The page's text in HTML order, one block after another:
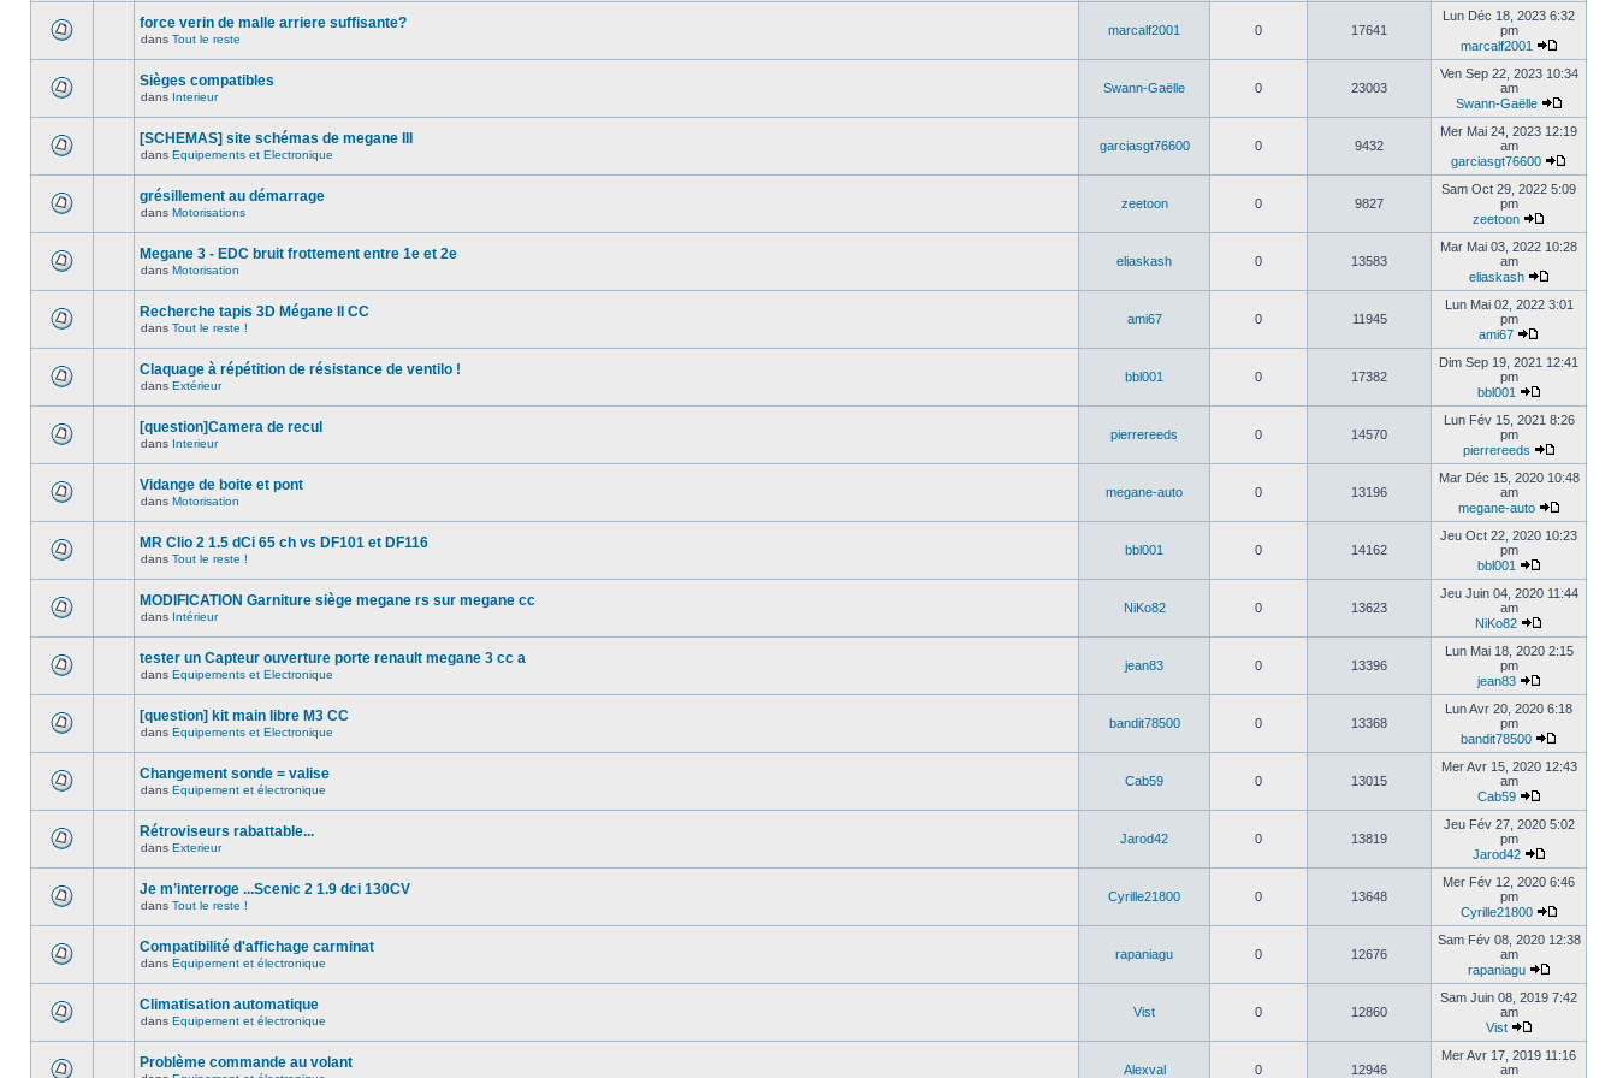
force verin de malle arriere suffisante?
dans Tout le reste
marcalf2001 0 17641
Lun Déc 18, 2023 6:32
pm
marcalf2001
Sièges compatibles
dans Interieur
Swann-Gaëlle 0 23003
Ven Sep 22, 2023 10:34
am
Swann-Gaëlle
[SCHEMAS] site schémas de megane III
dans Equipements et Electronique
garciasgt76600 0 9432
Mer Mai 24, 2023 12:19
am
garciasgt76600
grésillement au démarrage
dans Motorisations
zeetoon 0 9827
Sam Oct 29, 2022 5:09
pm
zeetoon
Megane 3 - EDC bruit frottement entre 1e et 2e
dans Motorisation
eliaskash 0 13583
Mar Mai 03, 2022 10:28
am
eliaskash
Recherche tapis 3D Mégane II CC
dans Tout le reste !
ami67 0 11945
Lun Mai 02, 2022 3:01
pm
ami67
Claquage à répétition de résistance de ventilo !
dans Extérieur
bbl001 0 17382
Dim Sep 19, 2021 12:41
pm
bbl001
[question]Camera de recul
dans Interieur
pierrereeds 0 14570
Lun Fév 15, 2021 8:26
pm
pierrereeds
Vidange de boite et pont
dans Motorisation
megane-auto 0 13196
Mar Déc 15, 2020 10:48
am
megane-auto
MR Clio 2 1.5 dCi 65 ch vs DF101 et DF116
dans Tout le reste !
bbl001 0 14162
Jeu Oct 22, 2020 10:23
pm
bbl001
MODIFICATION Garniture siège megane rs sur megane cc
dans Intérieur
NiKo82 0 13623
Jeu Juin 04, 2020 11:44
am
NiKo82
tester un Capteur ouverture porte renault megane 3 cc a
dans Equipements et Electronique
jean83 0 13396
Lun Mai 18, 2020 2:15
pm
jean83
[question] kit main libre M3 CC
dans Equipements et Electronique
bandit78500 0 13368
Lun Avr 20, 2020 6:18
pm
bandit78500
Changement sonde = valise
dans Equipement et électronique
Cab59 0 13015
Mer Avr 15, 2020 12:43
am
Cab59
Rétroviseurs rabattable...
dans Exterieur
Jarod42 0 13819
Jeu Fév 27, 2020 5:02
pm
Jarod42
Je m’interroge ...Scenic 2 1.9 dci 130CV
dans Tout le reste !
Cyrille21800 0 13648
Mer Fév 12, 2020 6:46
pm
Cyrille21800
Compatibilité d'affichage carminat
dans Equipement et électronique
rapaniagu 0 12676
Sam Fév 08, 2020 12:38
am
rapaniagu
Climatisation automatique
dans Equipement et électronique
Vist 0 12860
Sam Juin 08, 2019 7:42
am
Vist
Problème commande au volant Alexval 0 12946
Mer Avr 17, 2019 11:16
am